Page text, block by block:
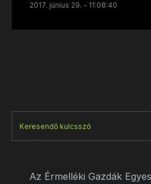
2017. június 29. - 11:08:40
Az Érmelléki Gazdák